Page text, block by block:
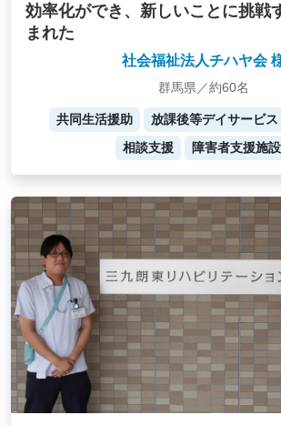
効率化ができ、新しいことに挑戦
まれた
社会福祉法人チハヤ会
群馬県／約60名
共同生活援助 放課後等デイサービス
相談支援
障害者支援施設